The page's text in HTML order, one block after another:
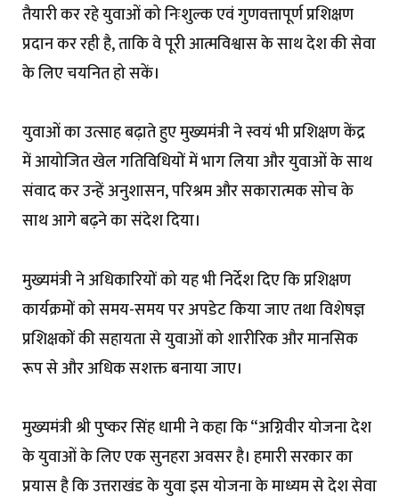
तैयारी कर रहे युवाओं को निःशुल्क एवं गुणवत्तापूर्ण प्रशिक्षण
प्रदान कर रही है, ताकि वे पूरी आत्मविश्वास के साथ देश की सेवा
के लिए चयनित हो सकें।
युवाओं का उत्साह बढ़ाते हुए मुख्यमंत्री ने स्वयं भी प्रशिक्षण केंद्र
में आयोजित खेल गतिविधियों में भाग लिया और युवाओं के साथ
संवाद कर उन्हें अनुशासन, परिश्रम और सकारात्मक सोच के
साथ आगे बढ़ने का संदेश दिया।
मुख्यमंत्री ने अधिकारियों को यह भी निर्देश दिए कि प्रशिक्षण
कार्यक्रमों को समय-समय पर अपडेट किया जाए तथा विशेषज्ञ
प्रशिक्षकों की सहायता से युवाओं को शारीरिक और मानसिक
रूप से और अधिक सशक्त बनाया जाए।
मुख्यमंत्री श्री पुष्कर सिंह धामी ने कहा कि “अग्निवीर योजना देश
के युवाओं के लिए एक सुनहरा अवसर है। हमारी सरकार का
प्रयास है कि उत्तराखंड के युवा इस योजना के माध्यम से देश सेवा